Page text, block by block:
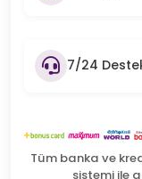
7/24
Tüm banka ve
sistemi ile